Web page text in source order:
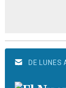
DE LUNES